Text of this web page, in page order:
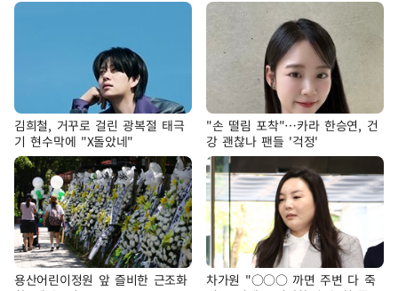
김희철, 거꾸로 걸린 광복절 태극
기 현수막에 "X돌았네"
"손 떨림 포착"…카라 한승연, 건
강 괜찮나 팬들 '걱정'
용산어린이정원 앞 즐비한 근조화
차가원 "○○○ 까면 주변 다 죽